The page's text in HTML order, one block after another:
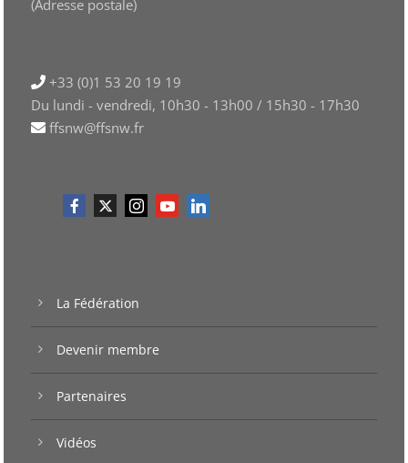
(Adresse postale)
+33 (0)1 53 20 19 19
Du lundi - vendredi, 10h30 - 13h00 / 15h30 - 17h30
ffsnw@ffsnw.fr
La Fédération
Devenir membre
Partenaires
Vidéos